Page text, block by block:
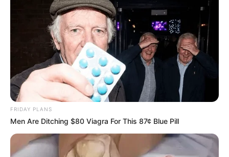
FRIDAY PLANS
Men Are Ditching $80 Viagra For This 87¢ Blue Pill